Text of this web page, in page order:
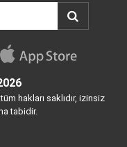
hakları saklıdır, izinsiz
tabidir.